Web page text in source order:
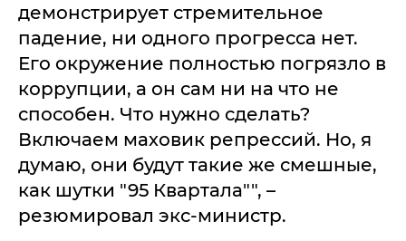
демонстрирует стремительное
падение, ни одного прогресса нет.
Его окружение полностью погрязло в
коррупции, а он сам ни на что не
способен. Что нужно сделать?
Включаем маховик репрессий. Но, я
думаю, они будут такие же смешные,
как шутки "95 Квартала"", –
резюмировал экс-министр.